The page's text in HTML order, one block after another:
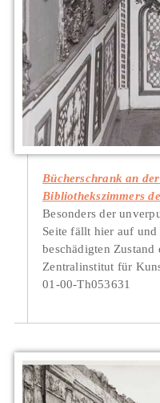
Bücherschrank an
Bibliothekszimmers
Besonders der
Seite fällt hier auf
beschädigten Zustand
Zentralinstitut für
01-00-Th053631